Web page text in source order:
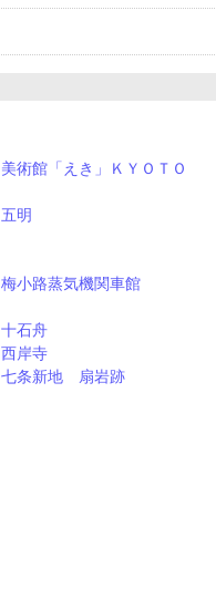
美術館「えき」ＫＹＯＴＯ
五明
梅小路蒸気機関車館
十石舟
西岸寺
七条新地 扇岩跡